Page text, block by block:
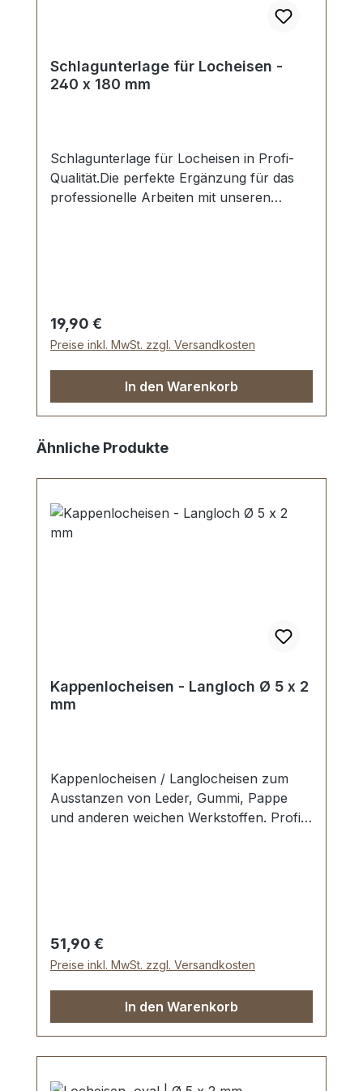
Schlagunterlage für Locheisen -
240 x 180 mm
Schlagunterlage für Locheisen in Profi-
Qualität.Die perfekte Ergänzung für das
professionelle Arbeiten mit unseren
Regulärer Preis:
19,90 €
Preise inkl. MwSt. zzgl. Versandkosten
In den Warenkorb
Produktgalerie überspringen
Ähnliche Produkte
Kappenlocheisen - Langloch Ø 5 x 2
mm
Kappenlocheisen / Langlocheisen zum
Ausstanzen von Leder, Gummi, Pappe
und anderen weichen Werkstoffen. Profi-
lackiert. Lieferumfang: 1 Stück
Kappenlocheisen Ø 5 x 2 mm Die Arbeit
mit Schonhammer und Schlagunterlage
wird dringend empfohlen.
Regulärer Preis:
51,90 €
Preise inkl. MwSt. zzgl. Versandkosten
In den Warenkorb